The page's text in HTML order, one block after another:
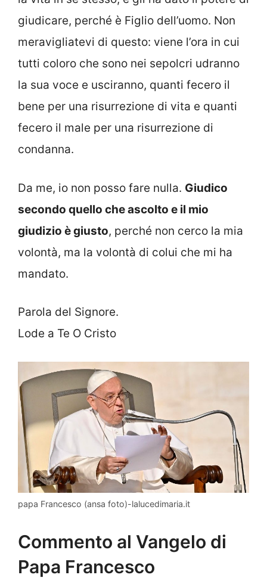
giudicare, perché è Figlio dell’uomo. Non
meravigliatevi di questo: viene l’ora in cui
tutti coloro che sono nei sepolcri udranno
la sua voce e usciranno, quanti fecero il
bene per una risurrezione di vita e quanti
fecero il male per una risurrezione di
condanna.
Da me, io non posso fare nulla. Giudico
secondo quello che ascolto e il mio
giudizio è giusto, perché non cerco la mia
volontà, ma la volontà di colui che mi ha
mandato.
Parola del Signore.
Lode a Te O Cristo
papa Francesco (ansa foto)-lalucedimaria.it
Commento al Vangelo di
Papa Francesco